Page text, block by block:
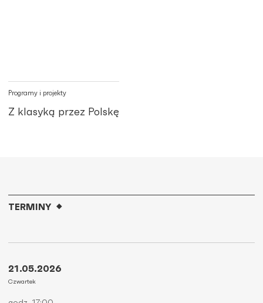
Programy i projekty
Z klasyką przez Polskę
TERMINY
21.05.2026
Czwartek